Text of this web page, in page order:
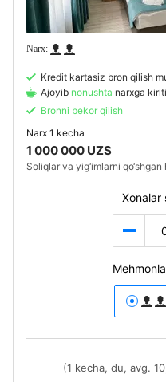
Kredit kartasiz bron qilish
Ajoyib nonushta narxga
Bronni bekor qilish
Narx 1 kecha
1 000 000 UZS
Soliqlar va yig‘imlarni qo‘shgan
Xonalar
(1 kecha, du, avg.